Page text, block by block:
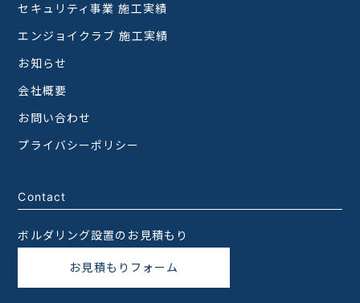
セキュリティ事業 施工実績
エンジョイクラブ 施工実績
お知らせ
会社概要
お問い合わせ
プライバシーポリシー
Contact
ボルダリング設置のお見積もり
お見積もりフォーム